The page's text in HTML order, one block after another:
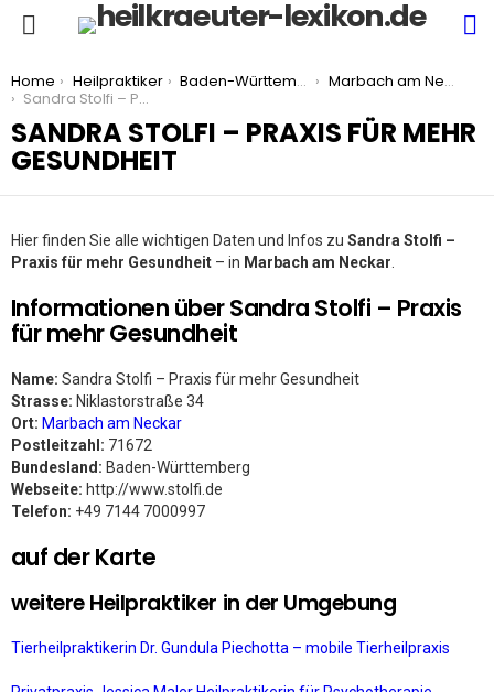
You are here:
Home Heilpraktiker Baden-Württemberg
Marbach am Neckar
Sandra Stolfi – Praxis für mehr Gesundheit
SANDRA STOLFI – PRAXIS FÜR MEHR
GESUNDHEIT
Hier finden Sie alle wichtigen Daten und Infos zu Sandra Stolfi –
Praxis für mehr Gesundheit – in Marbach am Neckar
Informationen über Sandra Stolfi – Praxis
für mehr Gesundheit
Name: Sandra Stolfi – Praxis für mehr Gesundheit
Strasse: Niklastorstraße 34
Ort: Marbach am Neckar
Postleitzahl: 71672
Bundesland: Baden-Württemberg
Webseite: http://www.stolfi.de
Telefon: +49 7144 7000997
auf der Karte
weitere Heilpraktiker in der Umgebung
Tierheilpraktikerin Dr. Gundula Piechotta – mobile Tierheilpraxis